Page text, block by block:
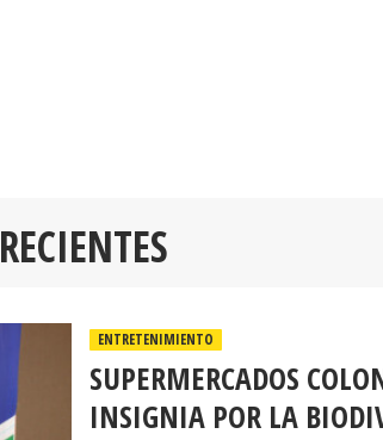
RECIENTES
ENTRETENIMIENTO
SUPERMERCADOS
INSIGNIA POR LA